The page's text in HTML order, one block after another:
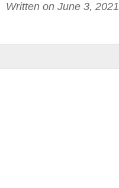
Written on June 3, 2021